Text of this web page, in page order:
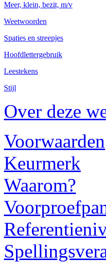
Meer, klein, bezit, m/v
Weetwoorden
Spaties en streepjes
Hoofdlettergebruik
Leestekens
Stijl
Over deze
Voorwaarden
Keurmerk
Waarom?